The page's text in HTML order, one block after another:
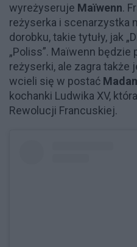
wyreżyseruje Maïwenn.
reżyserka i scenarzystka
dorobku, takie tytuły, jak
„Poliss”. Maïwenn będzie
reżyserki, ale zagra także
wcieli się w postać
kochanki Ludwika XV,
Rewolucji Francuskiej.